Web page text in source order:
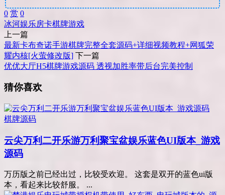
0 赏 0
冰河娱乐房卡棋牌游戏
上一篇
最新卡布奇诺手游棋牌完整全套源码+详细视频教程+网狐荣
耀内核[火萤修改版] 下一篇
优优大厅H5棋牌游戏源码 透视加胜率带后台完美控制
猜你喜欢
棋牌源码
云尖万利二开乐游万利聚宝盆娱乐蓝色UI版本_游戏
源码
万历版之前已经出过，比较受欢迎。 这套是双开的蓝色ui版
本，看起来比较舒服。 ...